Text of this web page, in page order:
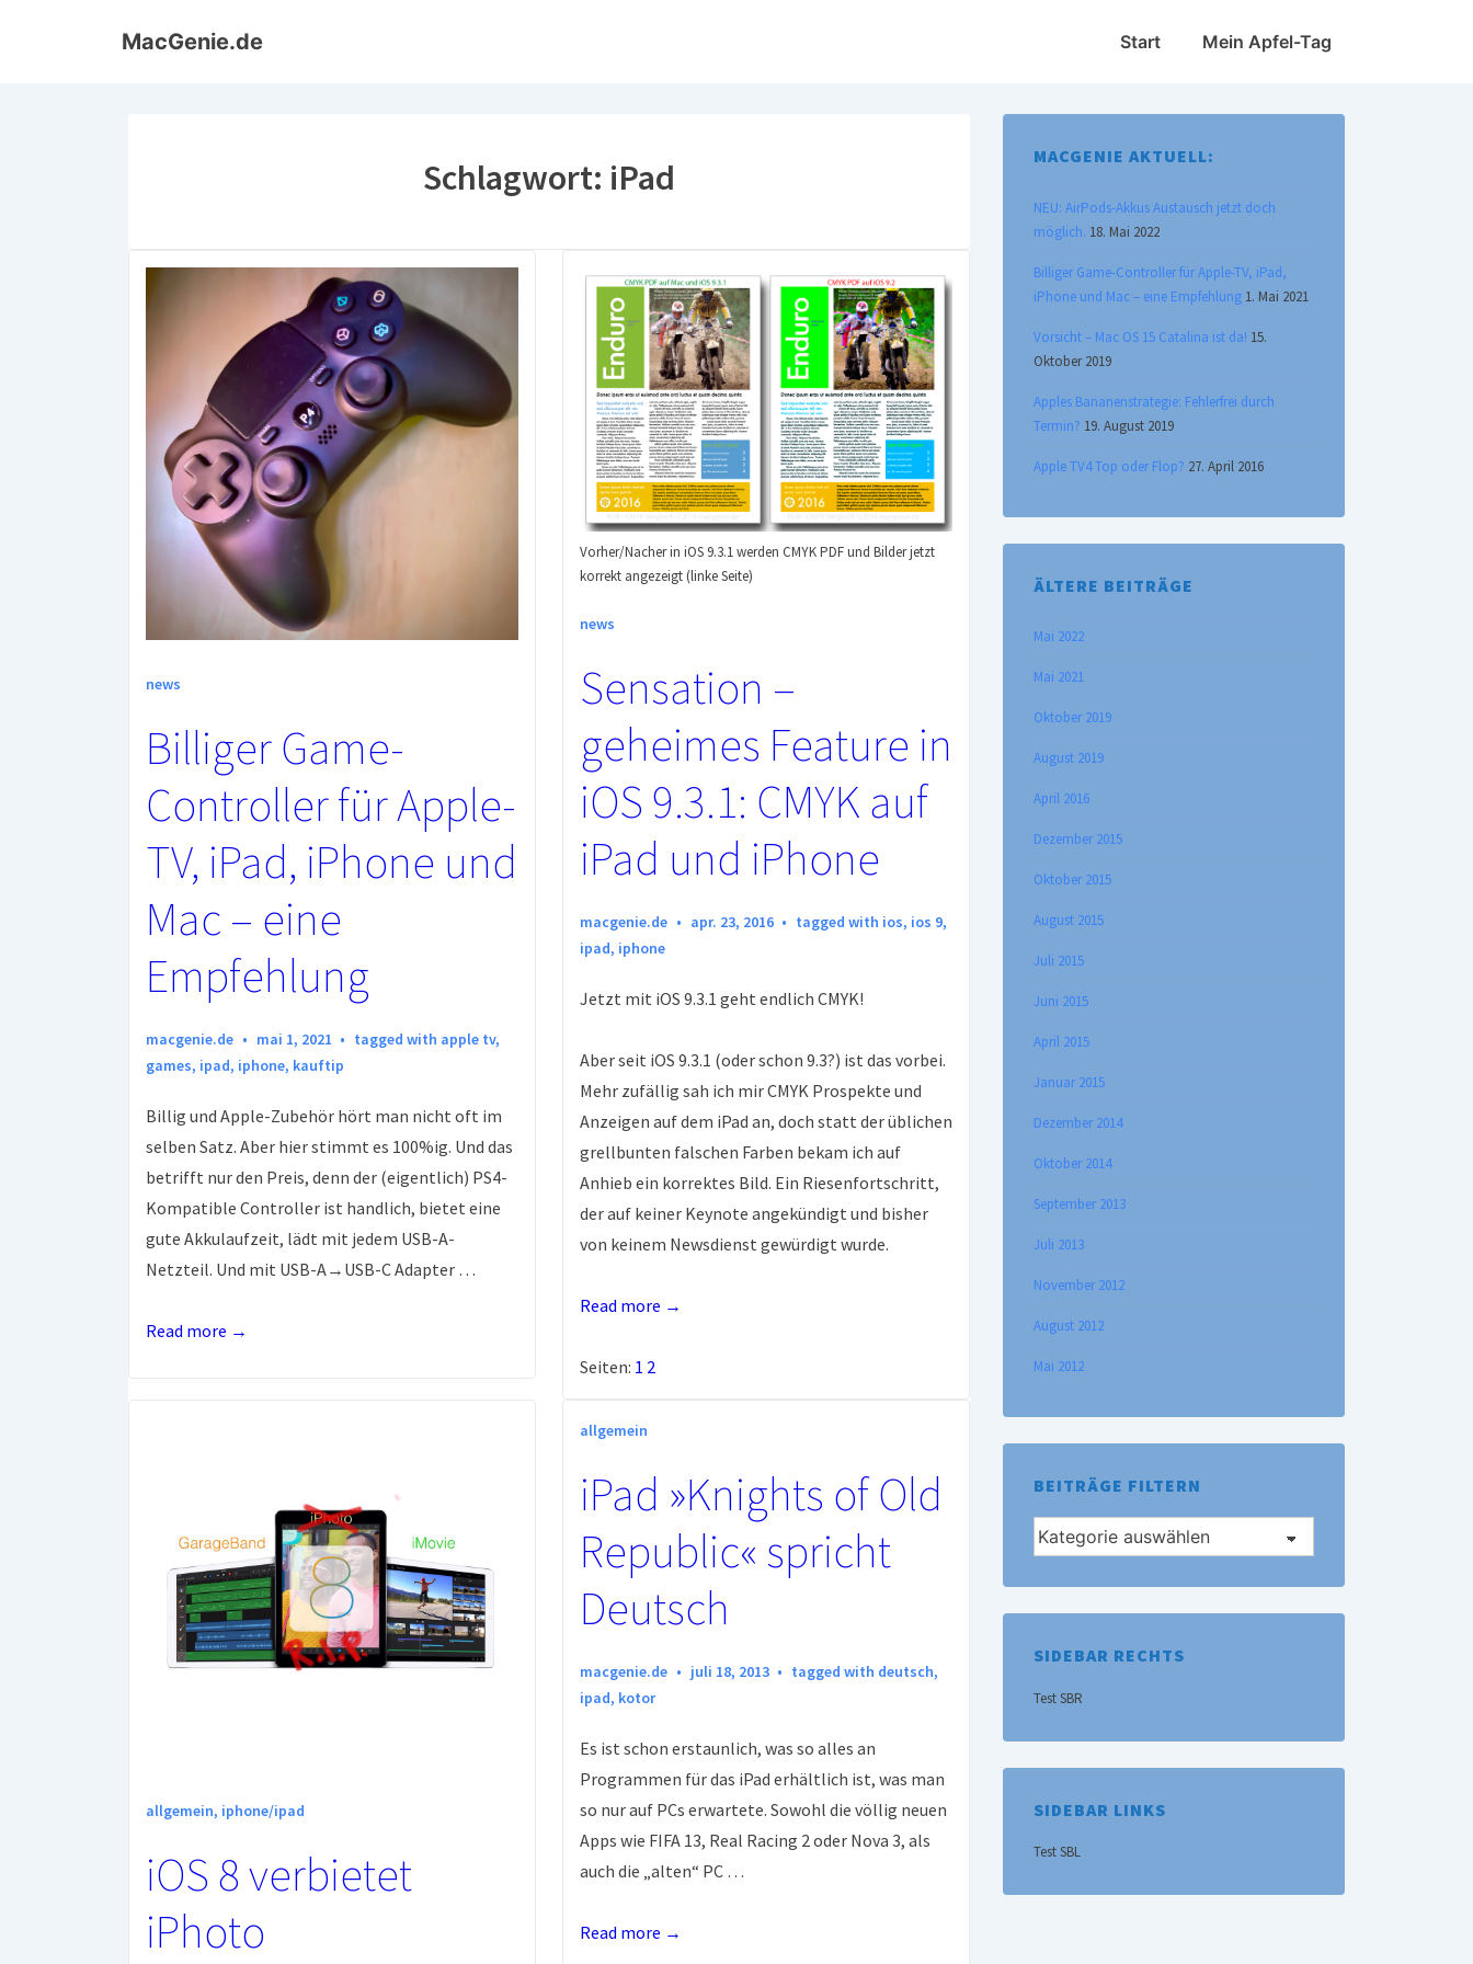
MacGenie.de Hauptnavigation
Start Mein Apfel-Tag
Schlagwort: iPad
news
Billiger Game-
Controller für Apple-
TV, iPad, iPhone und
Mac – eine
Empfehlung
macgenie.de mai 1, 2021 tagged with apple tv,
games, ipad, iphone, kauftip
Billig und Apple-Zubehör hört man nicht oft im
selben Satz. Aber hier stimmt es 100%ig. Und das
betrifft nur den Preis, denn der (eigentlich) PS4-
Kompatible Controller ist handlich, bietet eine
gute Akkulaufzeit, lädt mit jedem USB-A-
Netzteil. Und mit USB-A→USB-C Adapter …
Billiger
iPhone
und
eine
Read more →
Vorher/Nacher in iOS 9.3.1 werden CMYK PDF und Bilder jetzt
korrekt angezeigt (linke Seite)
news
Sensation –
geheimes Feature in
iOS 9.3.1: CMYK auf
iPad und iPhone
macgenie.de apr. 23, 2016 tagged with ios, ios 9,
ipad, iphone
Jetzt mit iOS 9.3.1 geht endlich CMYK!
Aber seit iOS 9.3.1 (oder schon 9.3?) ist das vorbei.
Mehr zufällig sah ich mir CMYK Prospekte und
Anzeigen auf dem iPad an, doch statt der üblichen
grellbunten falschen Farben bekam ich auf
Anhieb ein korrektes Bild. Ein Riesenfortschritt,
der auf keiner Keynote angekündigt und bisher
von keinem Newsdienst gewürdigt wurde.
Read more →
Seiten: 1 2
allgemein, iphone/ipad
iOS 8 verbietet
iPhoto
allgemein
iPad »Knights of Old
Republic« spricht
Deutsch
macgenie.de juli 18, 2013 tagged with deutsch,
ipad, kotor
Es ist schon erstaunlich, was so alles an
Programmen für das iPad erhältlich ist, was man
so nur auf PCs erwartete. Sowohl die völlig neuen
Apps wie FIFA 13, Real Racing 2 oder Nova 3, als
auch die „alten“ PC …
iPad
Read more →
MACGENIE AKTUELL:
NEU: AirPods-Akkus Austausch jetzt doch
möglich. 18. Mai 2022
Billiger Game-Controller für Apple-TV, iPad,
iPhone und Mac – eine Empfehlung 1. Mai 2021
Vorsicht – Mac OS 15 Catalina ist da! 15.
Oktober 2019
Apples Bananenstrategie: Fehlerfrei durch
Termin? 19. August 2019
Apple TV4 Top oder Flop? 27. April 2016
ÄLTERE BEITRÄGE
Mai 2022
Mai 2021
Oktober 2019
August 2019
April 2016
Dezember 2015
Oktober 2015
August 2015
Juli 2015
Juni 2015
April 2015
Januar 2015
Dezember 2014
Oktober 2014
September 2013
Juli 2013
November 2012
August 2012
Mai 2012
BEITRÄGE FILTERN
Beiträge
filtern
SIDEBAR RECHTS
Test SBR
SIDEBAR LINKS
Test SBL